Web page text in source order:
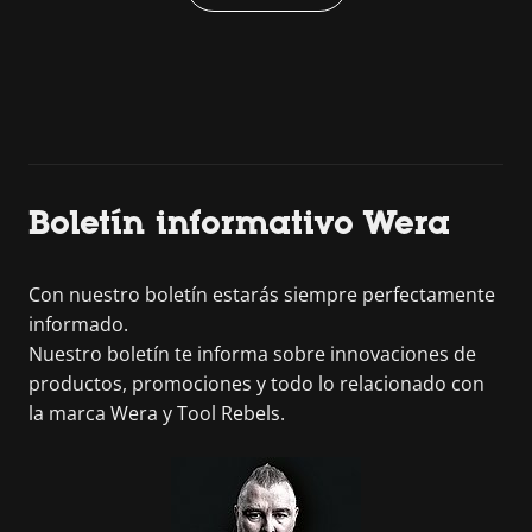
Boletín informativo Wera
Con nuestro boletín estarás siempre perfectamente
informado.
Nuestro boletín te informa sobre innovaciones de
productos, promociones y todo lo relacionado con
la marca Wera y Tool Rebels.